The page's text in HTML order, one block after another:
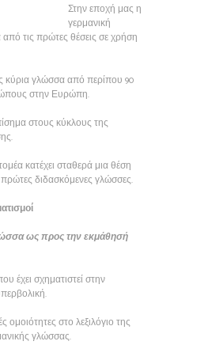
Στην εποχή μας η
γερμανική
από τις πρώτες θέσεις σε χρήση
κύρια γλώσσα από περίπου 90
στην Ευρώπη.
στους κύκλους της
κατέχει σταθερά μια θέση
πρώτες διδασκόμενες γλώσσες.
ως προς την εκμάθησή
έχει σχηματιστεί στην
ομοιότητες στο λεξιλόγιο της
γλώσσας.